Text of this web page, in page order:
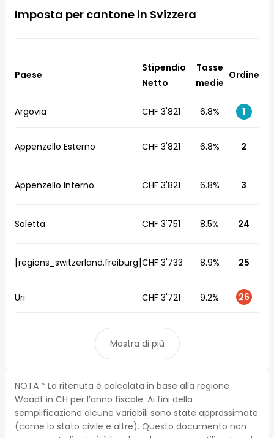
Imposta per cantone in Svizzera
Paese
Stipendio
Netto
Tasse
medie
Ordine
Argovia CHF 3'821 6.8% 1
Appenzello Esterno CHF 3'821 6.8% 2
Appenzello Interno CHF 3'821 6.8% 3
Soletta CHF 3'751 8.5% 24
[regions_switzerland.freiburg]CHF 3'733 8.9% 25
Uri CHF 3'721 9.2% 26
Mostra di più
NOTA * La ritenuta è calcolata in base alla regione
Waadt in CH per l’anno fiscale. Ai fini della
semplificazione alcune variabili sono state approssimate
(come lo stato civile e altre). Questo documento non